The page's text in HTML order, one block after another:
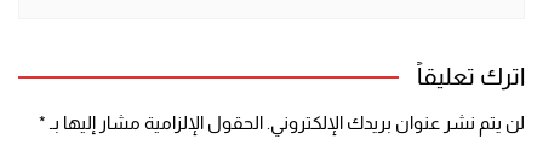
اترك تعليقاً
لن يتم نشر عنوان بريدك الإلكتروني. الحقول الإلزامية مشار إليها بـ *